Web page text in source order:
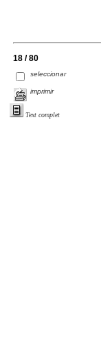
18 / 80
seleccionar
imprimir
Text complet